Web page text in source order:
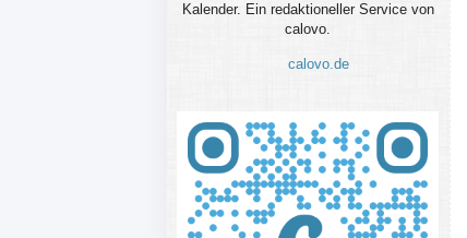
Kalender. Ein redaktioneller Service von
calovo.
calovo.de